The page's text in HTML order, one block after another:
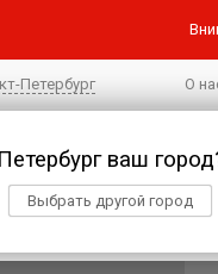
Петербург
ваш
Выбрать другой город
О